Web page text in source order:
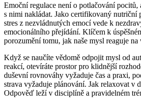
Emoční regulace není o potlačování pocitů,
s nimi nakládat. Jako certifikovaný nutriční
stres z nezvládnutých emocí vede k
emocionálního přejídání. Klíčem k
porozumění tomu, jak naše mysl reaguje na
Když se naučíte vědomě odpojit mysl od
reakcí, otevíráte prostor pro klidnější
duševní rovnováhy vyžaduje čas a praxi,
strava vyžaduje plánování. Jak relaxovat v
Odpověď leží v disciplíně a pravidelném